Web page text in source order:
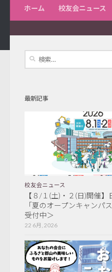
ホーム 校友会ニュース
最新記事
校友会ニュース
【８/１(土)・２(日)開催
「夏のオープンキャンパ
受付中＞
22 6月, 2026